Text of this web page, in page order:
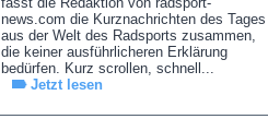
news.com die Kurznachrichten des Tages
aus der Welt des Radsports zusammen,
die keiner ausführlicheren Erklärung
bedürfen. Kurz scrollen, schnell...
Jetzt lesen